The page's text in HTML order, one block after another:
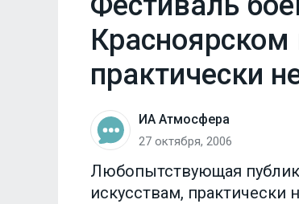
Красноярском
практически
ИА Атмосфера
27 октября, 2006
Любопытствующая
искусствам,